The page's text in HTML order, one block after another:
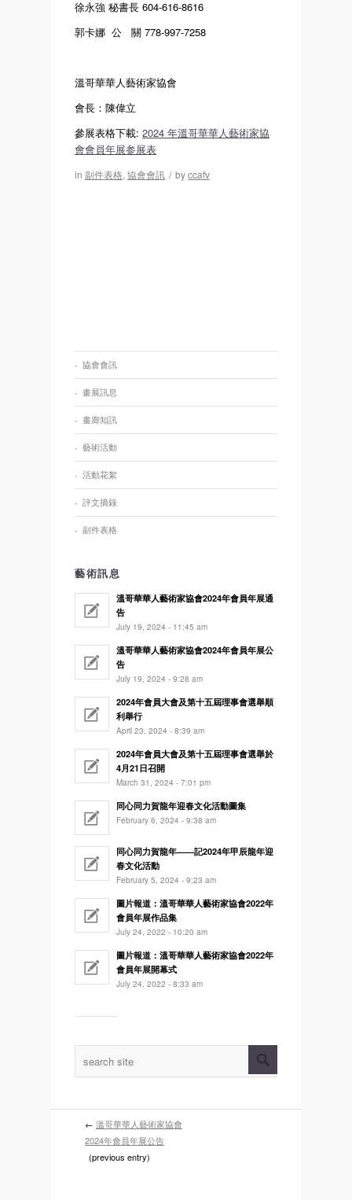
徐永強 秘書長 604-616-8616
郭卡娜 公 關 778-997-7258
溫哥華華人藝術家協會
會長：陳偉立
參展表格下載: 2024 年溫哥華華人藝術家協
會會員年展参展表
in 副件表格, 協會會訊 / byccafv
協會會訊
畫展訊息
畫廊知訊
藝術活動
活動花絮
評文摘錄
副件表格
藝術訊息
溫哥華華人藝術家協會2024年會員年展通
告
July 19, 2024 - 11:45 am
溫哥華華人藝術家協會2024年會員年展公
告
July 19, 2024 - 9:28 am
2024年會員大會及第十五屆理事會選舉順
利舉行
April 23, 2024 - 8:39 am
2024年會員大會及第十五屆理事會選舉於
4月21日召開
March 31, 2024 - 7:01 pm
同心同力賀龍年迎春文化活動圖集
February 6, 2024 - 9:38 am
同心同力賀龍年——記2024年甲辰龍年迎
春文化活動
February 5, 2024 - 9:23 am
圖片報道：溫哥華華人藝術家協會2022年
會員年展作品集
July 24, 2022 - 10:20 am
圖片報道：溫哥華華人藝術家協會2022年
會員年展開幕式
July 24, 2022 - 8:33 am
← 溫哥華華人藝術家協會
2024年會員年展公告
(previous entry)